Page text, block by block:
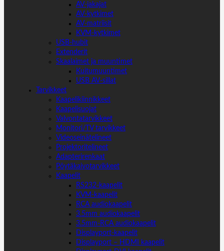
AV-jakajat
AV-kytkimet
AV-matriisit
KVM-kytkimet
USB-hubit
Extenderit
Skaalaimet ja muuntimet
Kuitumuuntimet
USB AV-sillat
Tarvikkeet
Kaapelikiinnikkeet
Kaapelisuojat
Valvontatarvikkeet
Monitori/TV tarvikkeet
Videoseinätelineet
Projektoritelineet
Adapterirenkaat
Pöytäkaivotarvikkeet
Kaapelit
RS232-kaapelit
KVM-kaapelit
RCA audiokaapelit
3.5mm audiokaapelit
3.5mm-RCA audiokaapelit
Displayport-kaapelit
Displayport – HDMI kaapelit